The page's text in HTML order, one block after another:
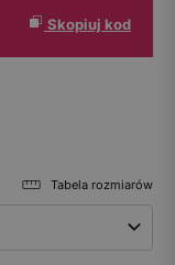
Skopiuj kod
Tabela rozmiarów